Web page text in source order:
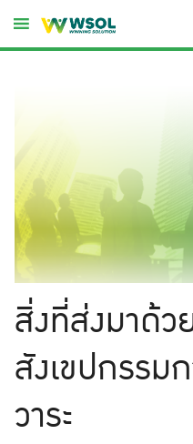
Skip
to
สิ่งที่ส่งมาด้ว
สังเขปกรรม
วาระ